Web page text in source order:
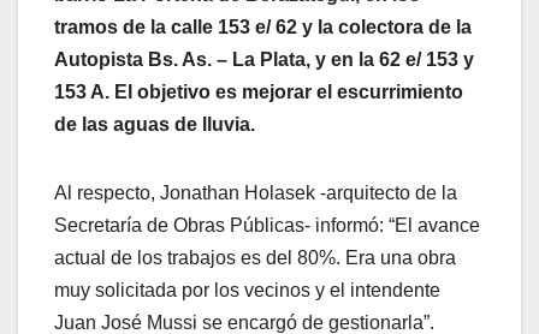
tramos de la calle 153 e/ 62 y la colectora de la
Autopista Bs. As. – La Plata, y en la 62 e/ 153 y
153 A. El objetivo es mejorar el escurrimiento
de las aguas de lluvia.
Al respecto, Jonathan Holasek -arquitecto de la
Secretaría de Obras Públicas- informó: “El avance
actual de los trabajos es del 80%. Era una obra
muy solicitada por los vecinos y el intendente
Juan José Mussi se encargó de gestionarla”.